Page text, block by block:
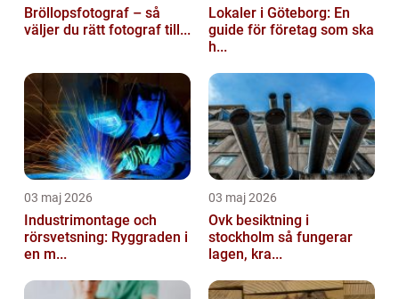
Bröllopsfotograf – så
väljer du rätt fotograf till...
Lokaler i Göteborg: En
guide för företag som ska
h...
03 maj 2026
Industrimontage och
rörsvetsning: Ryggraden i
en m...
03 maj 2026
Ovk besiktning i
stockholm så fungerar
lagen, kra...